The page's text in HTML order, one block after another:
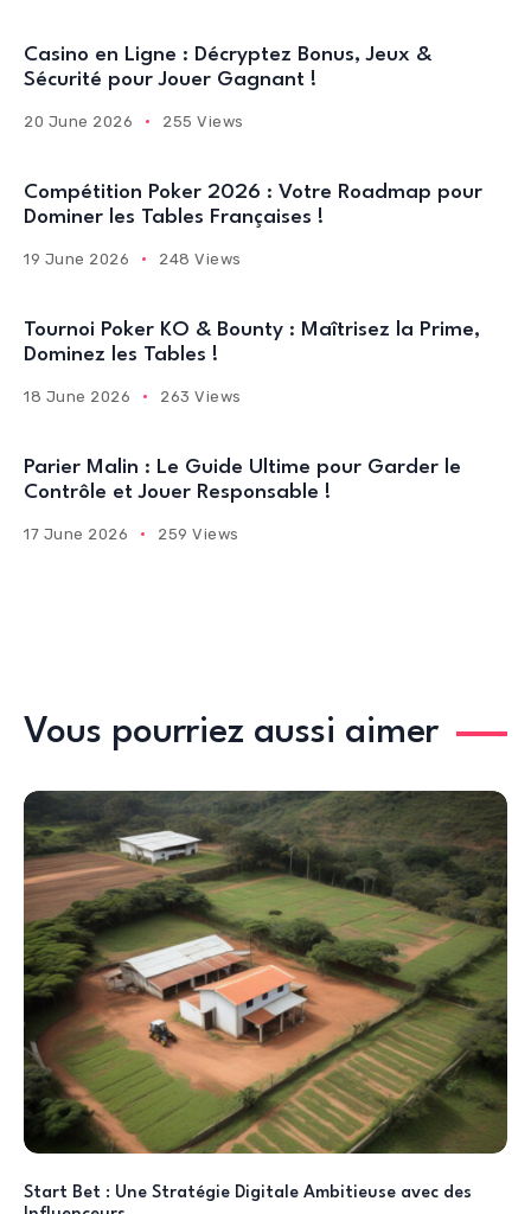
Casino en Ligne : Décryptez Bonus, Jeux &
Sécurité pour Jouer Gagnant !
20 June 2026 255 Views
Compétition Poker 2026 : Votre Roadmap pour
Dominer les Tables Françaises !
19 June 2026 248 Views
Tournoi Poker KO & Bounty : Maîtrisez la Prime,
Dominez les Tables !
18 June 2026 263 Views
Parier Malin : Le Guide Ultime pour Garder le
Contrôle et Jouer Responsable !
17 June 2026 259 Views
Vous pourriez aussi aimer
Start Bet : Une Stratégie Digitale Ambitieuse avec des